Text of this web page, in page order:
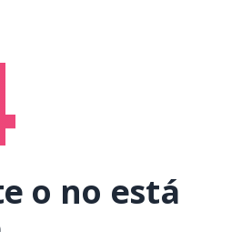
o no está